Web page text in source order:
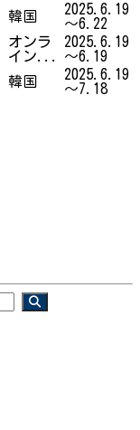
韓国
2025.6.19
～6.22
オンラ
イン...
2025.6.19
～6.19
韓国
2025.6.19
～7.18